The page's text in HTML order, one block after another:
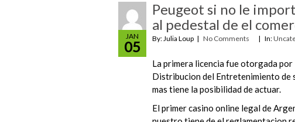
JAN
05
Peugeot si no le
al pedestal de el
By: Julia Loup No Comments In:
La primera licencia fue otorgada
Distribucion del Entretenimiento de
mas tiene la posibilidad de actuar.
El primer casino online legal de